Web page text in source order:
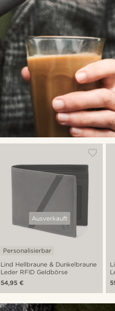
Ausverkauft
Lind Hellbraune & Dunkelbraune
Leder RFID Geldbörse
Personalisierbar
54,95 €